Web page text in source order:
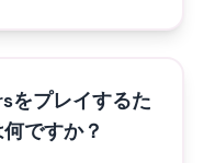
をプレイするた
ですか？